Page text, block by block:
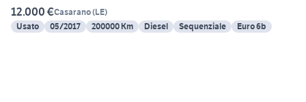
12.000 €Casarano(LE)
Usato
05/2017 200000 Km Diesel Sequenziale Euro 6b